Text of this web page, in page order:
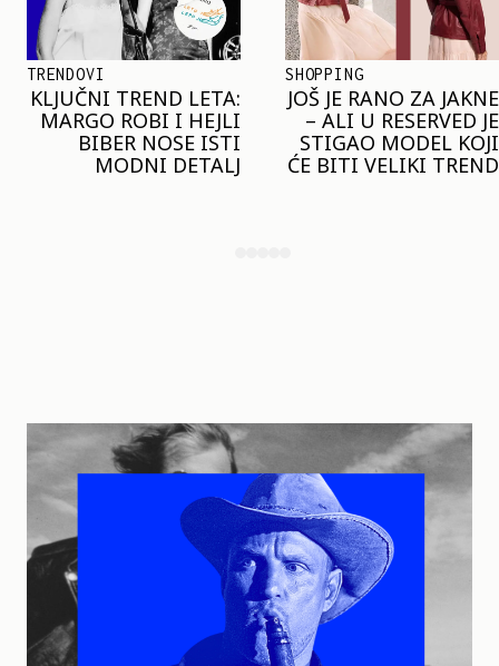
SHOPPING
JOŠ JE RANO ZA JAKNE
– ALI U RESERVED JE
STIGAO MODEL KOJI
ĆE BITI VELIKI TREND
TRENDOVI
NAJVEĆI MIKRO-
TREND SEZONE VAS
POZIVA DA SPOJITE
NESPOJIVO